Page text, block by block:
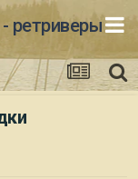
ретриверы